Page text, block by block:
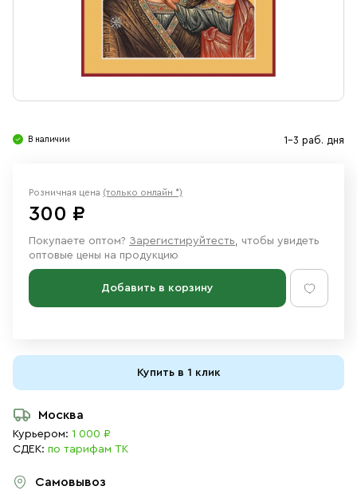
Ювелирные изделия
В наличии 1-3 раб. дня
Розничная цена (только онлайн *)
300 ₽
Покупаете оптом? Зарегистируйтесть, чтобы увидеть
оптовые цены на продукцию
Добавить в корзину
Купить в 1 клик
Москва
Курьером: 1 000 ₽
СДЕК: по тарифам ТК
Самовывоз